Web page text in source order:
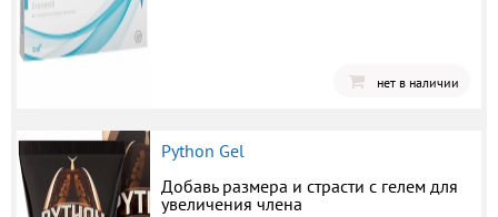
нет в наличии
Python Gel
Добавь размера и страсти с гелем для
увеличения члена